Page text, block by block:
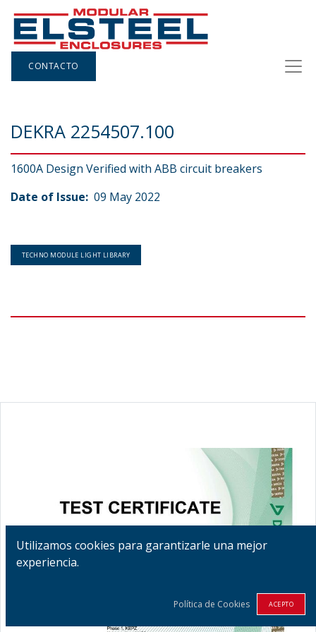
CONTACTO
DEKRA 2254507.100
1600A Design Verified with ABB circuit breakers
Date of Issue: 09 May 2022
TECHNO MODULE LIGHT LIBRARY
Utilizamos cookies para garantizarle una mejor
experiencia.
Política de Cookies ACEPTO